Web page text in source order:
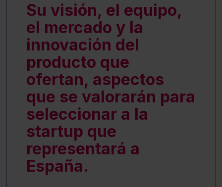
Su visión, el equipo,
el mercado y la
innovación del
producto que
ofertan, aspectos
que se valorarán para
seleccionar a la
startup que
representará a
España.